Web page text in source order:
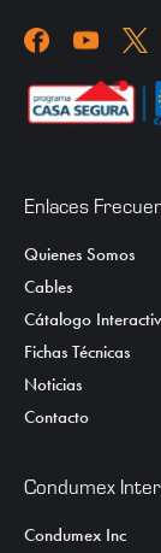
Enlaces
Quienes Somos
Cables
Cátalogo
Fichas Técnicas
Noticias
Contacto
Condumex
Condumex Inc